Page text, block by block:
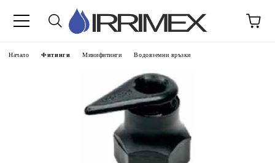
Начало Фитинги Минифитинги Водовземни връзки